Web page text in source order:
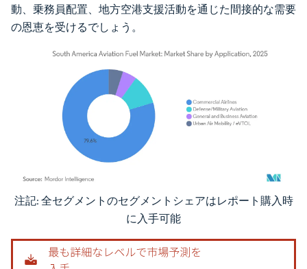
動、乗務員配置、地方空港支援活動を通じた間接的な需要
の恩恵を受けるでしょう。
画像 © Mordor Intelligence。再利用にはCC BY 4.0の表示が必要です。
注記: 全セグメントのセグメントシェアはレポート購入時
に入手可能